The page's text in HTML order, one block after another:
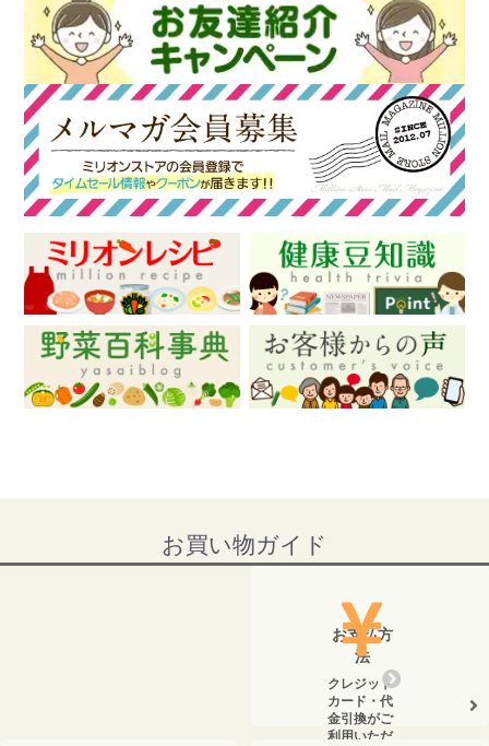
お買い物ガイド
お支払方
法
クレジット
カード・代
金引換がご
利用いただ